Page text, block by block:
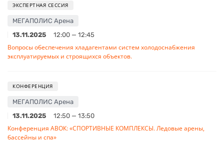
ЭКСПЕРТНАЯ СЕССИЯ
МЕГАПОЛИС Арена
13.11.2025
12:00 — 12:45
Вопросы обеспечения хладагентами систем холодоснабжения
эксплуатируемых и строящихся объектов.
КОНФЕРЕНЦИЯ
МЕГАПОЛИС Арена
13.11.2025
12:50 — 13:50
Конференция АВОК: «СПОРТИВНЫЕ КОМПЛЕКСЫ. Ледовые арены,
бассейны и спа»